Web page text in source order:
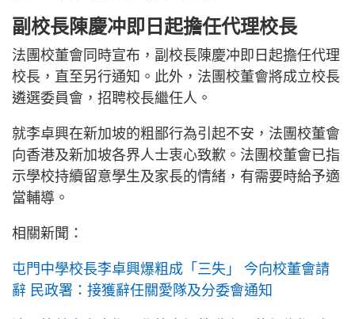
副校長陳慶冲即日起擔任代理校長
法團校董會同時宣布，副校長陳慶冲即日起擔任代理
校長，直至另行通知。此外，法團校董會將成立校長
遴選委員會，招聘校長繼任人。
就李卓興在新加坡的粗鄙行為引起不安，法團校董會
向香港及新加坡各界人士衷心致歉。法團校董會已指
示學校持續留意學生及家長的情緒，有需要時給予適
當輔導。
相關新聞：
屯門中學校長李卓興爆粗成「三失」 今向校董會請
辭 民政署：接獲辭任關愛隊及分委會通知